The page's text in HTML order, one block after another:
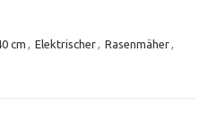
cm , Elektrischer, Rasenmäher,